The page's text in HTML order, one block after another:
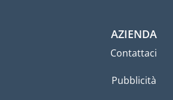
AZIENDA
Contattaci
Pubblicità